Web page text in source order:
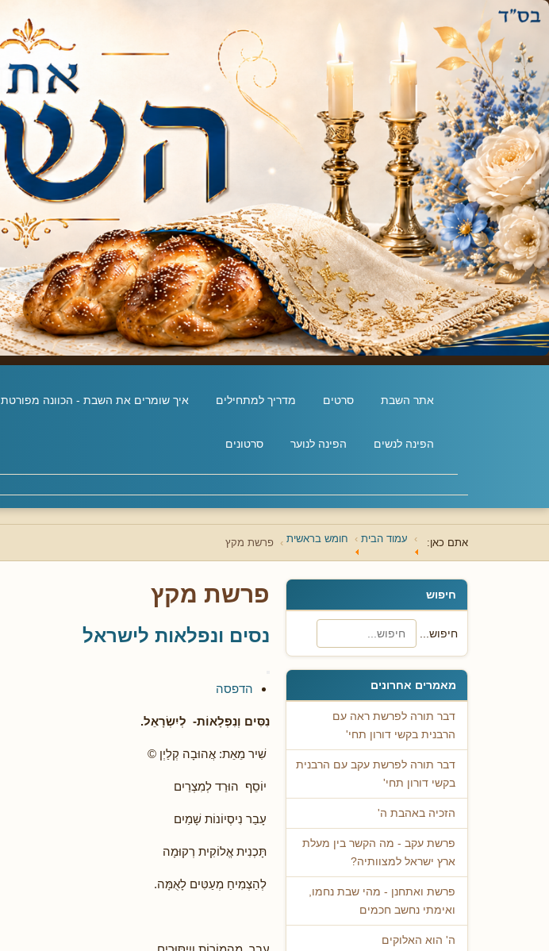
אתר השבת סרטים מדריך למתחילים איך שומרים את השבת - הכוונה מפורטת
הפינה לנשים הפינה לנוער סרטונים
אתם כאן: עמוד הבית חומש בראשית פרשת מקץ
חיפוש
חיפוש...
מאמרים אחרונים
דבר תורה לפרשת ראה עם
הרבנית בקשי דורון תחי'
דבר תורה לפרשת עקב עם הרבנית
בקשי דורון תחי'
הזכיה באהבת ה'
פרשת עקב - מה הקשר בין מעלת
ארץ ישראל למצוותיה?
פרשת ואתחנן - מהי שבת נחמו,
ואימתי נחשב חכמים
ה' הוא האלוקים
פרשת מקץ
נסים ונפלאות לישראל
הדפסה
נִסִּים וְנִפְלָאוֹת- לְיִשְׂרָאֵל.
שִׁיר מֵאֵת: אֲהוּבָה קְלַיְן ©
יוֹסֵף הוּרַד לְמִצְרַיִם
עָבַר נִיסְיוֹנוֹת שָׁמַיִם
תָּכְנִית אֱלוֹקִית רְקוּמָה
לְהַצְמִיחַ מְעַטִּים לָאֻמָּה.